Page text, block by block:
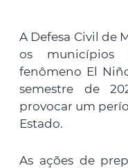
A Defesa Civil de
os municípios
fenômeno El
semestre de
provocar um
Estado.
As ações de